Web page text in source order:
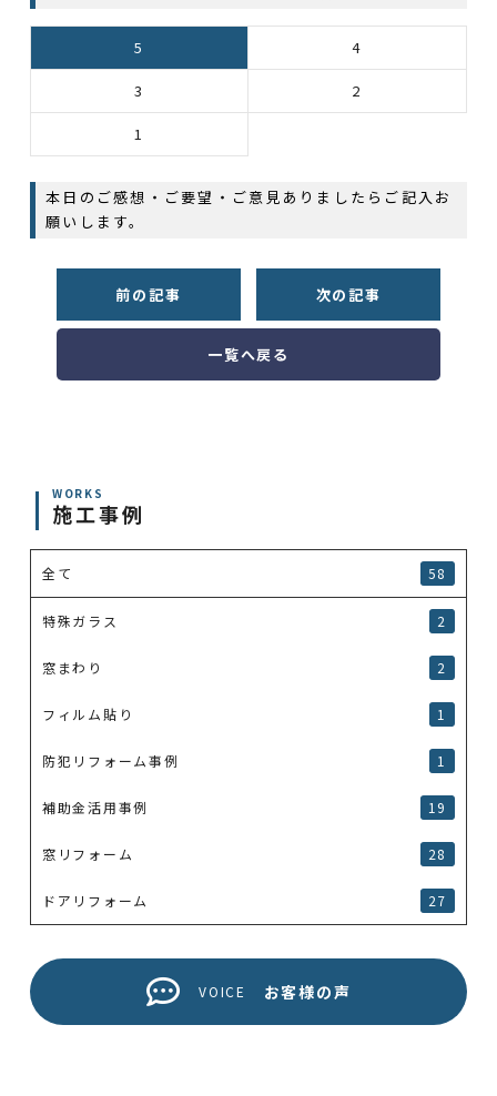
5 4
3 2
1
本日のご感想・ご要望・ご意見ありましたらご記入お
願いします。
前の記事 次の記事
一覧へ戻る
WORKS
施工事例
全て 58
特殊ガラス 2
窓まわり 2
フィルム貼り 1
防犯リフォーム事例 1
補助金活用事例 19
窓リフォーム 28
ドアリフォーム 27
VOICE お客様の声